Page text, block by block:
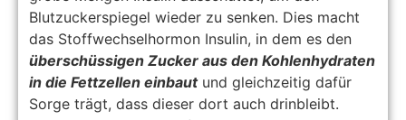
Blutzuckerspiegel wieder zu senken. Dies macht
das Stoffwechselhormon Insulin, in dem es den
überschüssigen Zucker aus den Kohlenhydraten
in die Fettzellen einbautund gleichzeitig dafür
Sorge trägt, dass dieser dort auch drinbleibt.